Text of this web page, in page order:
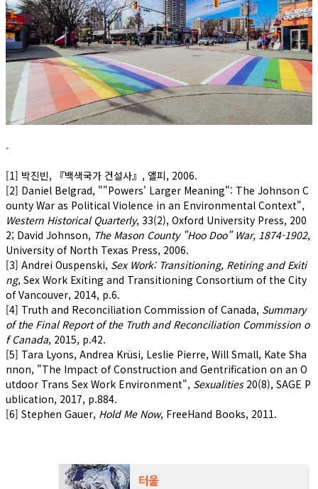
-
[1] 박진빈, 『백색국가 건설사』, 앨피, 2006.
[2] Daniel Belgrad, ""Powers' Larger Meaning": The Johnson C
ounty War as Political Violence in an Environmental Context",
Western Historical Quarterly, 33(2), Oxford University Press, 200
2; David Johnson, The Mason County "Hoo Doo" War, 1874-1902,
University of North Texas Press, 2006.
[3] Andrei Ouspenski, Sex Work: Transitioning, Retiring and Exiti
ng, Sex Work Exiting and Transitioning Consortium of the City
of Vancouver, 2014, p.6.
[4] Truth and Reconciliation Commission of Canada, Summary
of the Final Report of the Truth and Reconciliation Commission o
f Canada, 2015, p.42.
[5] Tara Lyons, Andrea Krüsi, Leslie Pierre, Will Small, Kate Sha
nnon, "The Impact of Construction and Gentrification on an O
utdoor Trans Sex Work Environment", Sexualities20(8), SAGE P
ublication, 2017, p.884.
[6] Stephen Gauer, Hold Me Now, FreeHand Books, 2011.